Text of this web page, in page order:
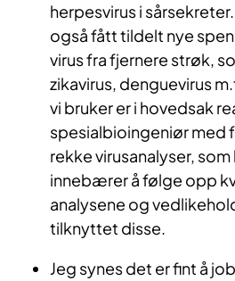
herpesvirus i
også fått tildelt nye
virus fra fjernere strøk,
zikavirus, denguevirus
vi bruker er i hovedsak
spesialbioingeniør med
rekke virusanalyser,
innebærer å følge opp
analysene og
tilknyttet disse.
Jeg synes det er fint å